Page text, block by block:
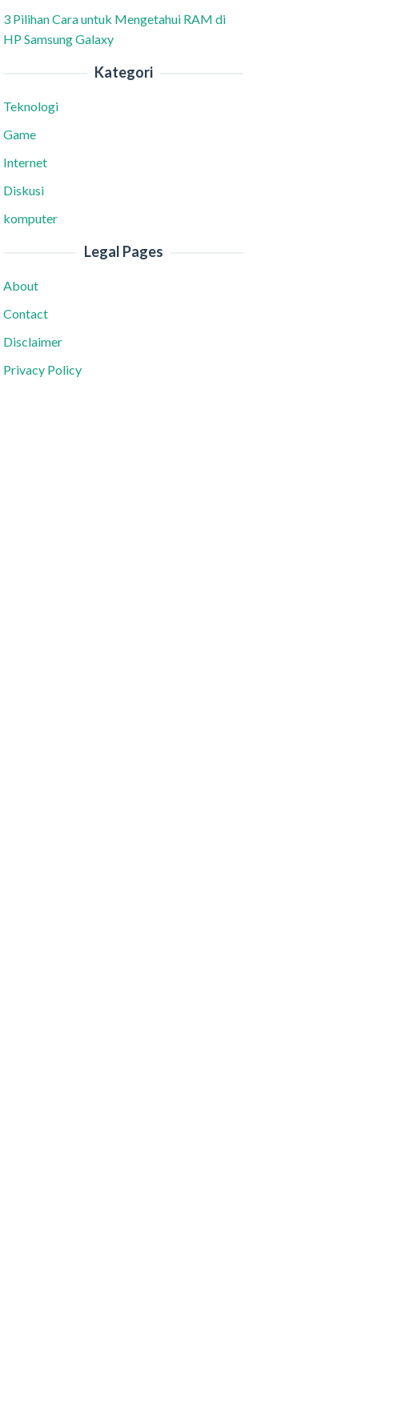
3 Pilihan Cara untuk Mengetahui RAM di
HP Samsung Galaxy
Kategori
Teknologi
Game
Internet
Diskusi
komputer
Legal Pages
About
Contact
Disclaimer
Privacy Policy